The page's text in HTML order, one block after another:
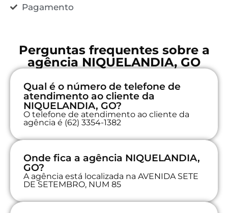
Pagamento
Perguntas frequentes sobre a
agência NIQUELANDIA, GO
Qual é o número de telefone de
atendimento ao cliente da
NIQUELANDIA, GO?
O telefone de atendimento ao cliente da
agência é (62) 3354-1382
Onde fica a agência NIQUELANDIA,
GO?
A agência está localizada na AVENIDA SETE
DE SETEMBRO, NUM 85